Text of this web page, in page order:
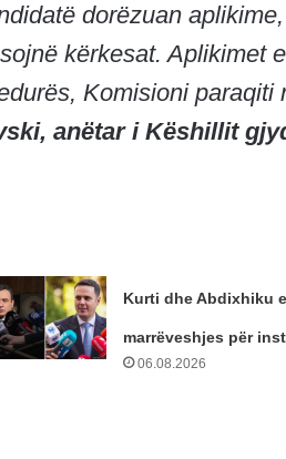
dorëzuan
kërkesat. Aplikimet
Komisioni paraqiti
anëtar i Këshillit
Kurti dhe Abdixhiku
marrëveshjes për
06.08.2026